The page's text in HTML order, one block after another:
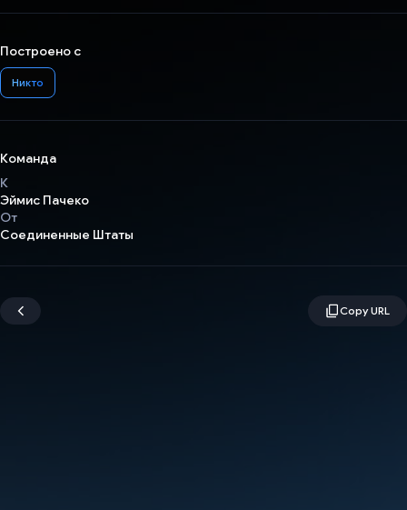
Построено с
Никто
Команда
К
Эймис Пачеко
От
Соединенные Штаты